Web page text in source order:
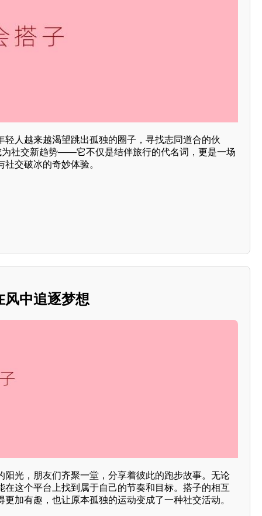
轻人越来越渴望跳出孤独的圈子，寻找志同道合的伙
为社交新趋势——它不仅是结伴旅行的代名词，更是一场
交破冰的奇妙体验。
风中追逐梦想
阳光，朋友们齐聚一堂，分享着彼此的跑步故事。无论
在这个平台上找到属于自己的节奏和目标。搭子的相互
加有趣，也让原本孤独的运动变成了一种社交活动。